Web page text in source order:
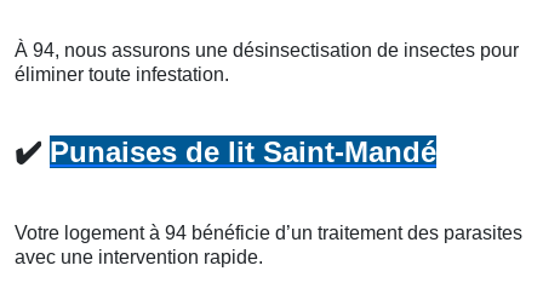
À 94, nous assurons une désinsectisation de insectes pour
éliminer toute infestation.
✔️ Punaises de lit Saint-Mandé
Votre logement à 94 bénéficie d’un traitement des parasites
avec une intervention rapide.